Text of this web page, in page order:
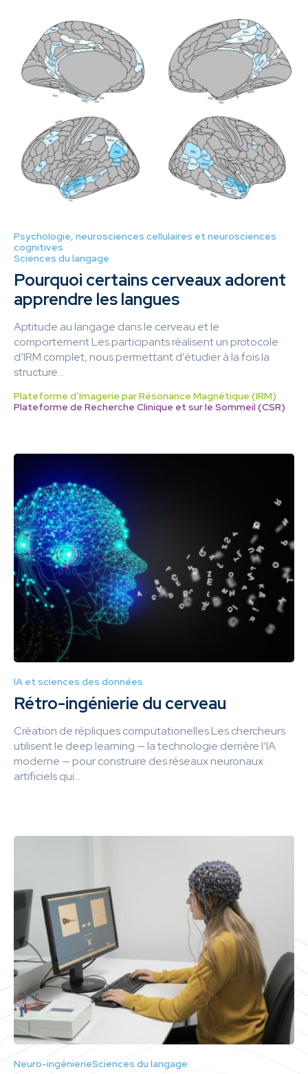
Psychologie, neurosciences cellulaires et neurosciences
cognitives
Sciences du langage
Pourquoi certains cerveaux adorent
apprendre les langues
Aptitude au langage dans le cerveau et le
comportement Les participants réalisent un protocole
d’IRM complet, nous permettant d’étudier à la fois la
structure...
Plateforme d’Imagerie par Résonance Magnétique (IRM)
Plateforme de Recherche Clinique et sur le Sommeil (CSR)
IA et sciences des données
Rétro-ingénierie du cerveau
Création de répliques computationelles Les chercheurs
utilisent le deep learning — la technologie derrière l’IA
moderne — pour construire des réseaux neuronaux
artificiels qui...
Neuro-ingénierieSciences du langage